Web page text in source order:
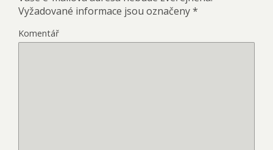
Vyžadované informace jsou označeny*
Komentář